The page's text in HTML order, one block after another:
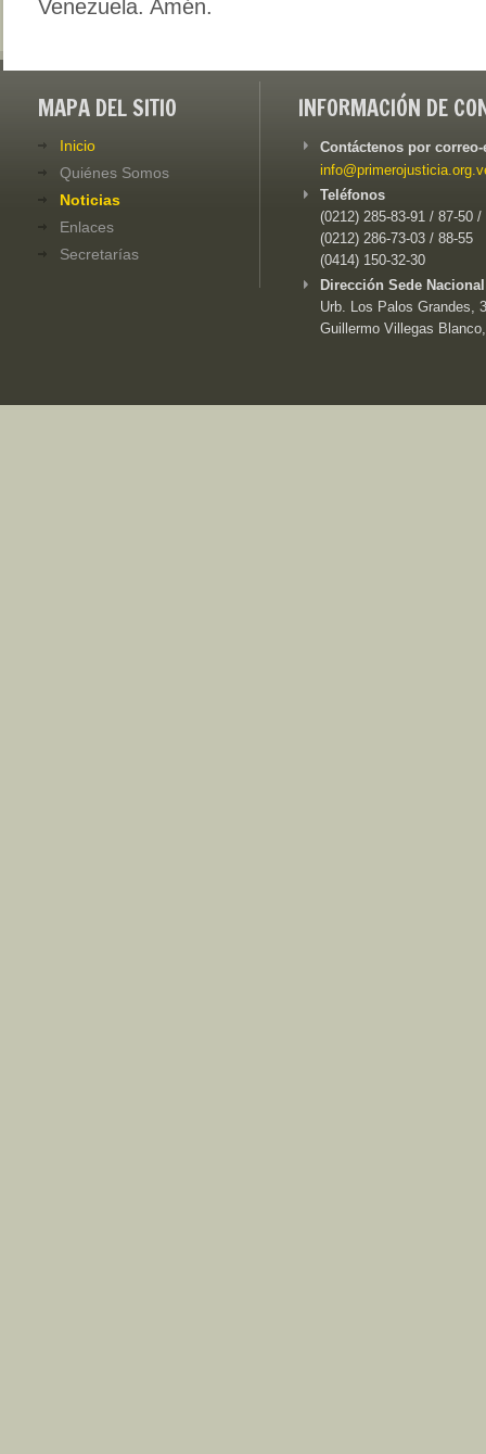
Venezuela. Amén.
MAPA DEL SITIO
Inicio
Quiénes Somos
Noticias
Enlaces
Secretarías
INFORMACIÓN DE
Contáctenos por
Teléfonos
(0212) 285-83-91 / 87-50 /
(0212) 286-73-03 / 88-55
(0414) 150-32-30
Dirección Sede
Urb. Los Palos Grandes,
Guillermo Villegas